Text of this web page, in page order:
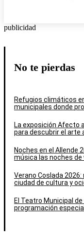
publicidad
No te pierdas
Refugios climáticos
municipales donde
La exposición Afecto
para descubrir el arte
Noches en el Allende
música las noches de
Verano Coslada
ciudad de cultura y
El Teatro Municipal
programación